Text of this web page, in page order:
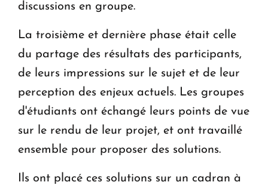
discussions en groupe.
La troisième et dernière phase était celle
du partage des résultats des participants,
de leurs impressions sur le sujet et de leur
perception des enjeux actuels. Les groupes
d'étudiants ont échangé leurs points de vue
sur le rendu de leur projet, et ont travaillé
ensemble pour proposer des solutions.
Ils ont placé ces solutions sur un cadran à